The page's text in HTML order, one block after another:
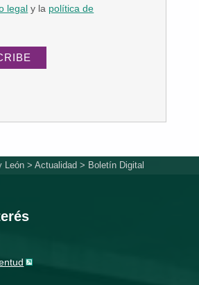
legal y la política de
León >Actualidad > Boletín Digital